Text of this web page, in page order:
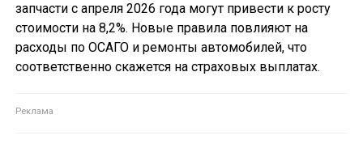
запчасти с апреля 2026 года могут привести к росту
стоимости на 8,2%. Новые правила повлияют на
расходы по ОСАГО и ремонты автомобилей, что
соответственно скажется на страховых выплатах.